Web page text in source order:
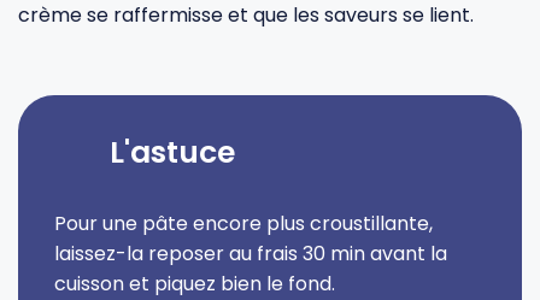
crème se raffermisse et que les saveurs se lient.
L'astuce
Pour une pâte encore plus croustillante,
laissez-la reposer au frais 30 min avant la
cuisson et piquez bien le fond.